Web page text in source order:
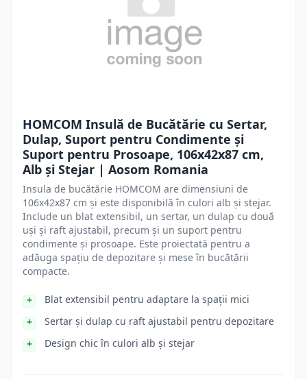
HOMCOM Insulă de Bucătărie cu Sertar,
Dulap, Suport pentru Condimente și
Suport pentru Prosoape, 106x42x87 cm,
Alb și Stejar | Aosom Romania
Insula de bucătărie HOMCOM are dimensiuni de
106x42x87 cm și este disponibilă în culori alb și stejar.
Include un blat extensibil, un sertar, un dulap cu două
uși și raft ajustabil, precum și un suport pentru
condimente și prosoape. Este proiectată pentru a
adăuga spațiu de depozitare și mese în bucătării
compacte.
Blat extensibil pentru adaptare la spații mici
Sertar și dulap cu raft ajustabil pentru depozitare
Design chic în culori alb și stejar